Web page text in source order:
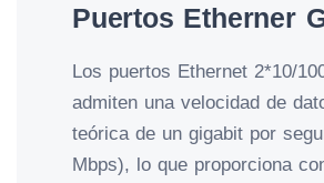
Puertos Etherner
Los puertos Ethernet 2*10/
admiten una velocidad de
teórica de un gigabit por
Mbps), lo que proporciona